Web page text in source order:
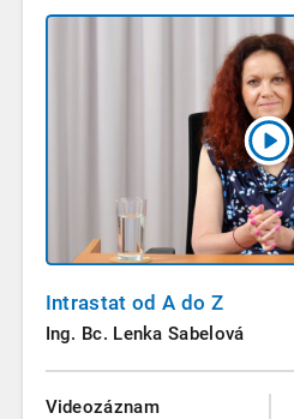
Intrastat od A do Z
Ing. Bc. Lenka Sabelová
Videozáznam